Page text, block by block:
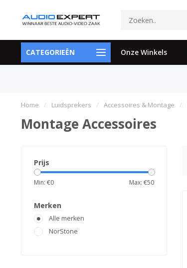
CATEGORIEËN Onze Winkels
073-6897729
Home / Luidsprekers / Accessoires & Montage /
Montage Accessoires
Prijs
Min: €0 Max: €50
Merken
Alle merken
NorStone